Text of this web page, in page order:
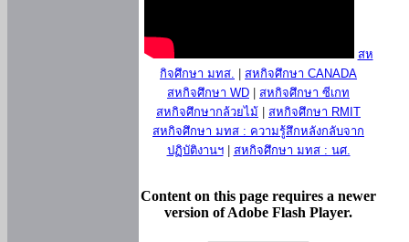
สห
กิจศึกษา มทส.
สหกิจศึกษา CANADA
สหกิจศึกษา WD
สหกิจศึกษา ซีเกท
สหกิจศึกษากล้วยไม้
สหกิจศึกษา RMIT
สหกิจศึกษา มทส : ความรู้สึกหลังกลับจาก
ปฏิบัติงานฯ| สหกิจศึกษา มทส : นศ.
Content on this page requires a newer
version of Adobe Flash Player.